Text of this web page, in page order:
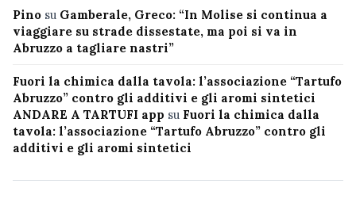
Pino su Gamberale, Greco: “In Molise si continua a
viaggiare su strade dissestate, ma poi si va in
Abruzzo a tagliare nastri”
Fuori la chimica dalla tavola: l’associazione “Tartufo
Abruzzo” contro gli additivi e gli aromi sintetici
ANDARE A TARTUFI app su Fuori la chimica dalla
tavola: l’associazione “Tartufo Abruzzo” contro gli
additivi e gli aromi sintetici